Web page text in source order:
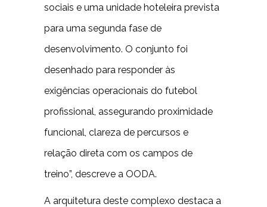
sociais e uma unidade hoteleira prevista
para uma segunda fase de
desenvolvimento. O conjunto foi
desenhado para responder às
exigências operacionais do futebol
profissional, assegurando proximidade
funcional, clareza de percursos e
relação direta com os campos de
treino”, descreve a OODA.
A arquitetura deste complexo destaca a